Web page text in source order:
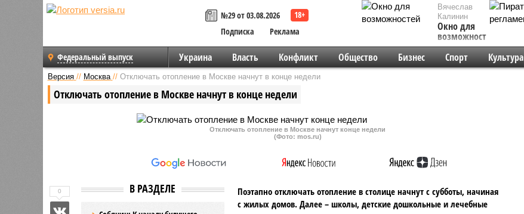
№29 от 03.08.2026
Подписка
Реклама
Вячеслав
Калинин
Окно для
возможностей
Федеральный выпуск Украина Власть Конфликт Общество Бизнес Спорт Культура
Версия // Москва // Отключать отопление в Москве начнут в конце недели
Отключать отопление в Москве начнут в конце недели
Отключать отопление в Москве начнут конце недели
(Фото: mos.ru)
В РАЗДЕЛЕ
Поэтапно отключать отопление в столице начнут с субботы, начиная
с жилых домов. Далее – школы, детские дошкольные и лечебные
0